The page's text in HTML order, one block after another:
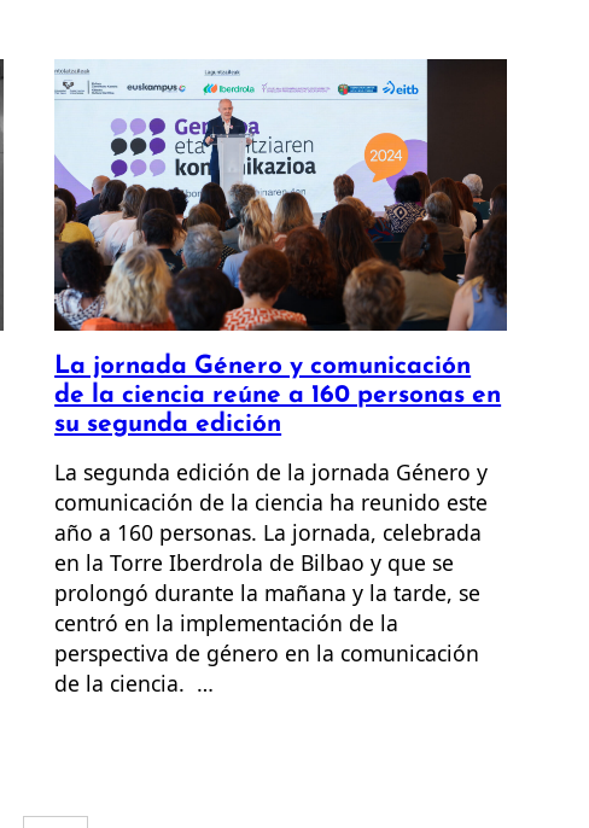
La jornada Género y comunicación
de la ciencia reúne a 160 personas en
su segunda edición
La segunda edición de la jornada Género y
comunicación de la ciencia ha reunido este
año a 160 personas. La jornada, celebrada
en la Torre Iberdrola de Bilbao y que se
prolongó durante la mañana y la tarde, se
centró en la implementación de la
perspectiva de género en la comunicación
de la ciencia. …